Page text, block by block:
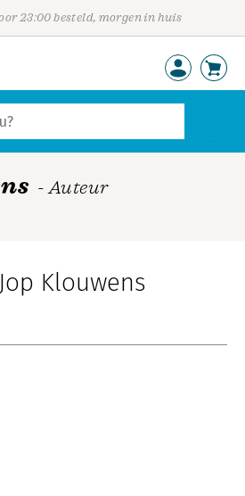
23:00 besteld, morgen in huis
- Auteur
Klouwens